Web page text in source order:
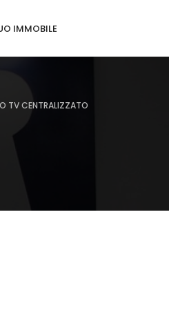
IMMOBILE
TV CENTRALIZZATO